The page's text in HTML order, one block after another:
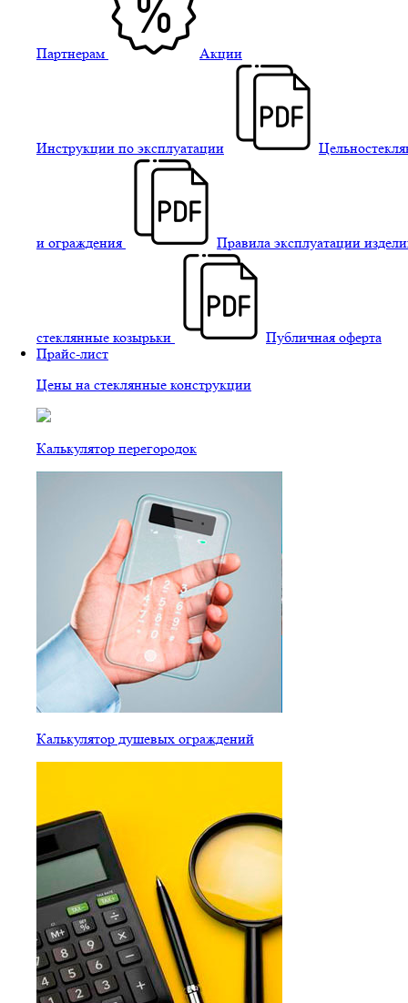
Партнерам Акции
Инструкции по эксплуатации
и ограждения Правила эксплуатации
стеклянные козырьки
Публичная оферта
Прайс-лист
Цены на стеклянные конструкции
Калькулятор перегородок
Калькулятор душевых ограждений